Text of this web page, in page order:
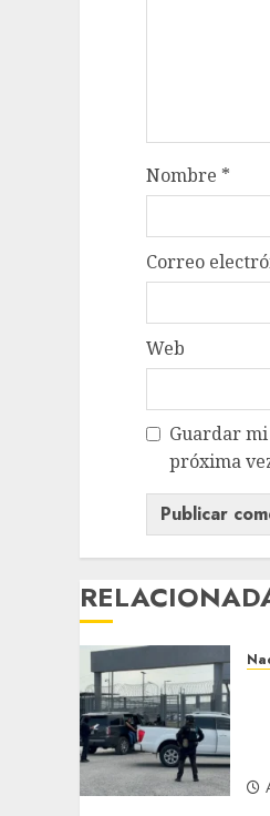
Nombre *
Correo
Web
Guardar
próxima